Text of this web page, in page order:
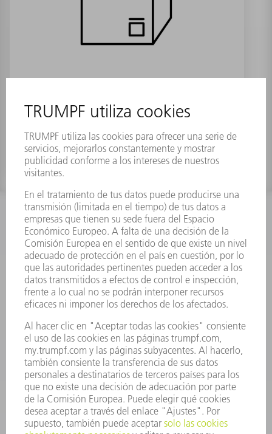
Referencia: 2114613
INFORMACIÓN
Preguntas más frecuentes
Condiciones generales de venta
CONTACTO
Departamento de Repuestos
+34 91 657 36 70
Viernes de 8h – 17h
repuestos@es.trumpf.com
CONTACTO
Departamento de Utillaje
+34 91 657 36 69
Lunes a Jueves de 8h – 18h
Viernes de 8h – 17h
utillaje@trumpf.com